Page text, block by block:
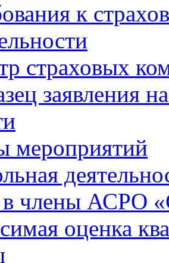
к
страховых
заявления
мероприятий
члены АСРО
оценка